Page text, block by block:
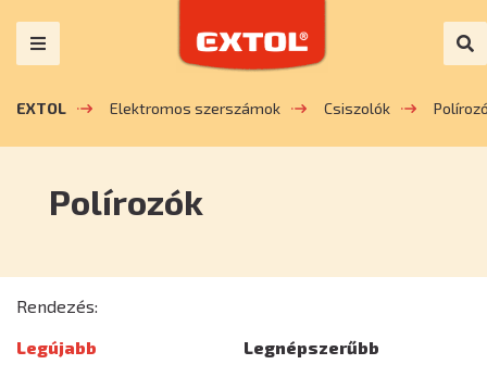
EXTOL Elektromos szerszámok Csiszolók
Polírozók
Rendezés:
Legújabb
Legnépszerűbb